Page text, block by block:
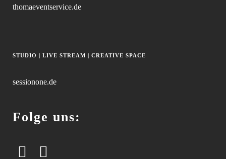
thomaeventservice.de
STUDIO | LIVE STREAM | CREATIVE SPACE
sessionone.de
Folge uns: